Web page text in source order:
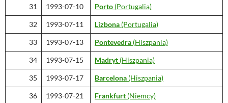
31 1993-07-10 Porto (Portugalia)
32 1993-07-11 Lizbona (Portugalia)
33 1993-07-13 Pontevedra (Hiszpania)
34 1993-07-15 Madryt (Hiszpania)
35 1993-07-17 Barcelona (Hiszpania)
36 1993-07-21 Frankfurt (Niemcy)